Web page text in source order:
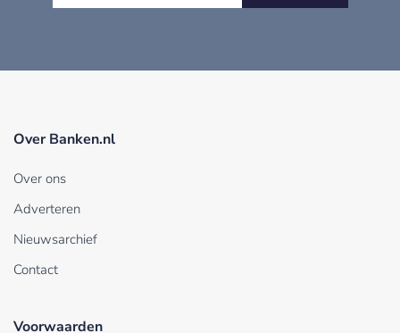
Over Banken.nl
Over ons
Adverteren
Nieuwsarchief
Contact
Voorwaarden